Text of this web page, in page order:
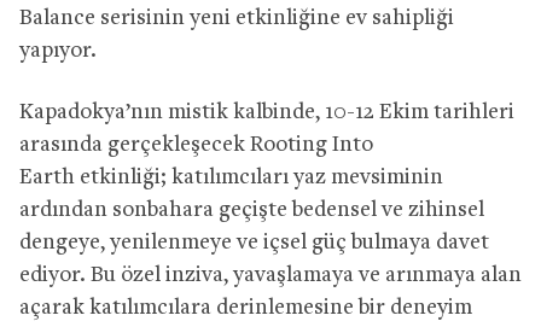
Balance serisinin yeni etkinliğine ev sahipliği
yapıyor.
Kapadokya’nın mistik kalbinde, 10-12 Ekim tarihleri
arasında gerçekleşecek Rooting Into
Earth etkinliği; katılımcıları yaz mevsiminin
ardından sonbahara geçişte bedensel ve zihinsel
dengeye, yenilenmeye ve içsel güç bulmaya davet
ediyor. Bu özel inziva, yavaşlamaya ve arınmaya alan
açarak katılımcılara derinlemesine bir deneyim